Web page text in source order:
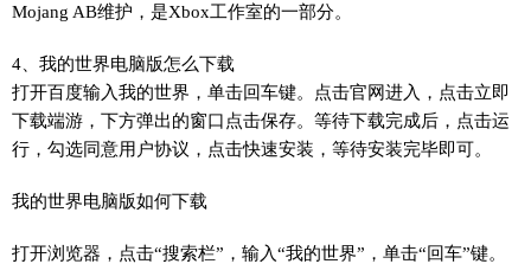
Mojang AB维护，是Xbox工作室的一部分。
4、我的世界电脑版怎么下载
打开百度输入我的世界，单击回车键。点击官网进入，点击立即
下载端游，下方弹出的窗口点击保存。等待下载完成后，点击运
行，勾选同意用户协议，点击快速安装，等待安装完毕即可。
我的世界电脑版如何下载
打开浏览器，点击“搜索栏”，输入“我的世界”，单击“回车”键。